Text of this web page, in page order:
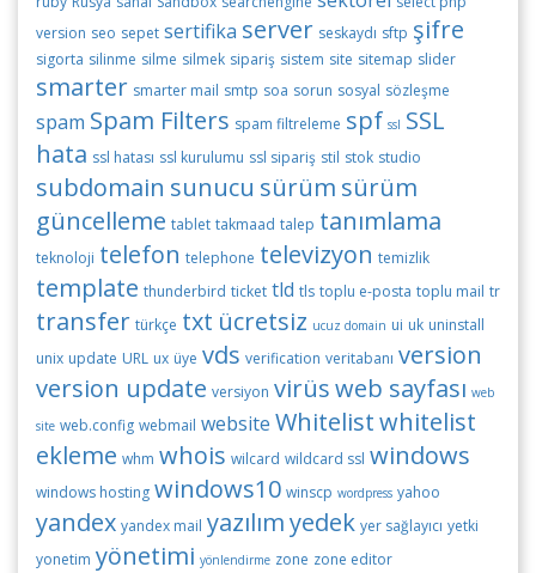
version seo sepet sertifika server seskaydı sftp şifre
sigorta silinme silme silmek sipariş sistem site sitemap slider
smarter smarter mail smtp soa sorun sosyal sözleşme
spam Spam Filters spam filtreleme spf ssl SSL
hata ssl hatası ssl kurulumu ssl sipariş stil stok studio
subdomain sunucu sürüm sürüm
güncelleme tablet takmaad talep tanımlama
teknoloji telefon telephone televizyon temizlik
template thunderbird ticket tld tls toplu e-posta toplu mail tr
transfer türkçe txt ücretsiz ucuz domain ui uk uninstall
unix update URL ux üye vds verification veritabanı version
version update versiyon virüsweb sayfası web
site web.config webmail website Whitelistwhitelist
ekleme whm whois wilcard wildcard ssl windows
windows hosting windows10 winscp wordpress yahoo
yandex yandex mail yazılımyedek yer sağlayıcı yetki
yonetim yönetimi yönlendirme zone zone editor